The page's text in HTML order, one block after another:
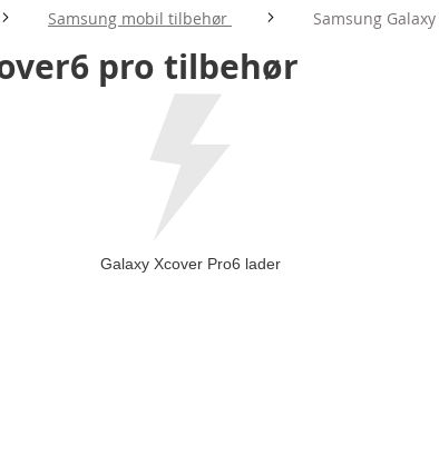
Samsung mobil tilbehør Samsung
pro tilbehør
Galaxy Xcover Pro6 lader